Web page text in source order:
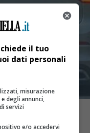
il tuo
dati personali
misurazione
degli annunci,
servizi
e/o accedervi